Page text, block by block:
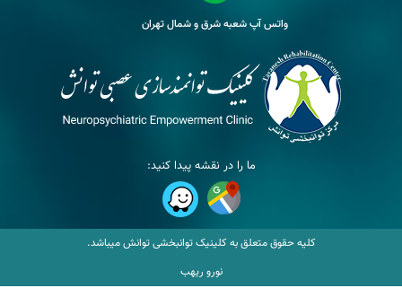
واتس آپ شعبه شرق و شمال تهران
ما را در نقشه پیدا کنید:
کلیه حقوق متعلق به کلینیک توانبخشی توانش میباشد.
نورو ریهب